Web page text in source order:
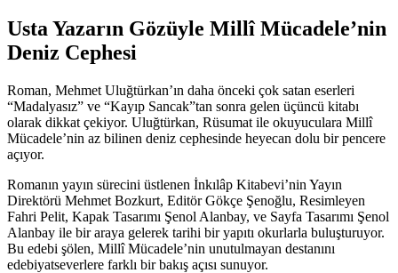
Usta Yazarın Gözüyle Millî Mücadele’nin
Deniz Cephesi
Roman, Mehmet Uluğtürkan’ın daha önceki çok satan eserleri
“Madalyasız” ve “Kayıp Sancak”tan sonra gelen üçüncü kitabı
olarak dikkat çekiyor. Uluğtürkan, Rüsumat ile okuyuculara Millî
Mücadele’nin az bilinen deniz cephesinde heyecan dolu bir pencere
açıyor.
Romanın yayın sürecini üstlenen İnkılâp Kitabevi’nin Yayın
Direktörü Mehmet Bozkurt, Editör Gökçe Şenoğlu, Resimleyen
Fahri Pelit, Kapak Tasarımı Şenol Alanbay, ve Sayfa Tasarımı Şenol
Alanbay ile bir araya gelerek tarihi bir yapıtı okurlarla buluşturuyor.
Bu edebi şölen, Millî Mücadele’nin unutulmayan destanını
edebiyatseverlere farklı bir bakış açısı sunuyor.